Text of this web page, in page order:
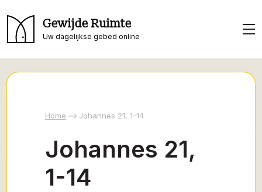
Gewijde Ruimte
Uw dagelijkse gebed online
Home Johannes 21, 1-14
Johannes 21,
1-14